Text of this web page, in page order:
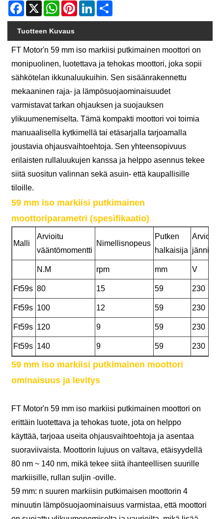
Facebook
X WhatsAppPinterestLinkedIn
Tuotteen Kuvaus
FT Motor'n 59 mm iso markiisi putkimainen moottori on
monipuolinen, luotettava ja tehokas moottori, joka sopii
sähkötelan ikkunaluukuihin. Sen sisäänrakennettu
mekaaninen raja- ja lämpösuojaominaisuudet
varmistavat tarkan ohjauksen ja suojauksen
ylikuumenemiselta. Tämä kompakti moottori voi toimia
manuaalisella kytkimellä tai etäsarjalla tarjoamalla
joustavia ohjausvaihtoehtoja. Sen yhteensopivuus
erilaisten rullaluukujen kanssa ja helppo asennus tekee
siitä suositun valinnan sekä asuin- että kaupallisille
tiloille.
59 mm iso markiisi putkimainen
moottoriparametri (spesifikaatio)
Malli
Arvioitu
vääntömomentti
Nimellisnopeus
Putken
halkaisija
Arvioitu
jännite
N.M rpm mm V
Ft59s 80 15 59 230
Ft59s 100 12 59 230
Ft59s 120 9 59 230
Ft59s 140 9 59 230
59 mm iso markiisi putkimainen moottori
ominaisuus ja levitys
FT Motor'n 59 mm iso markiisi putkimainen moottori on
erittäin luotettava ja tehokas tuote, jota on helppo
käyttää, tarjoaa useita ohjausvaihtoehtoja ja asentaa
suoraviivaista. Moottorin lujuus on valtava, etäisyydellä
80 nm ~ 140 nm, mikä tekee siitä ihanteellisen suurille
markiisille, rullan suljin -oville.
59 mm: n suuren markiisin putkimaisen moottorin 4
minuutin lämpösuojaominaisuus varmistaa, että moottori